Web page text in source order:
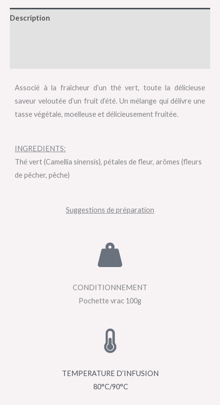
Description
Associé à la fraîcheur d’un thé vert, toute la délicieuse
saveur veloutée d’un fruit d’été. Un mélange qui délivre une
tasse végétale, moelleuse et délicieusement fruitée.
INGREDIENTS:
Thé vert (Camellia sinensis), pétales de fleur, arômes (fleurs
de pêcher, pêche)
Suggestions de préparation
CONDITIONNEMENT
Pochette vrac 100g
TEMPERATURE D’INFUSION
80°C/90°C